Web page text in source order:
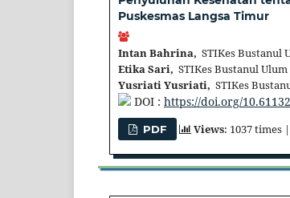
Puskesmas Langsa Timur
Intan Bahrina, STIKes Bustanul
Etika Sari, STIKes Bustanul
Yusriati Yusriati, STIKes
DOI : https://doi.org/
PDF Views: 1037 times